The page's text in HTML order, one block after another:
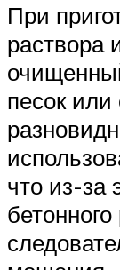
При
раствора
песок
что из-за